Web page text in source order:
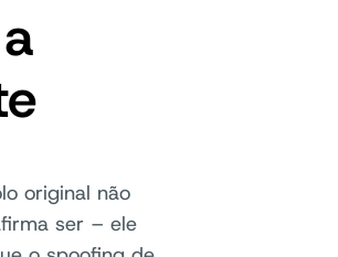
original não
ser – ele